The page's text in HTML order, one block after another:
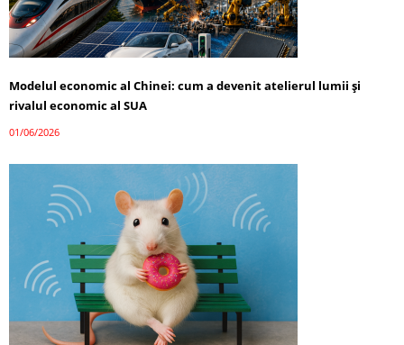
Modelul economic al Chinei: cum a devenit atelierul lumii și
rivalul economic al SUA
01/06/2026